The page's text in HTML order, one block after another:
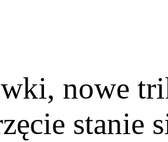
nowe
stanie